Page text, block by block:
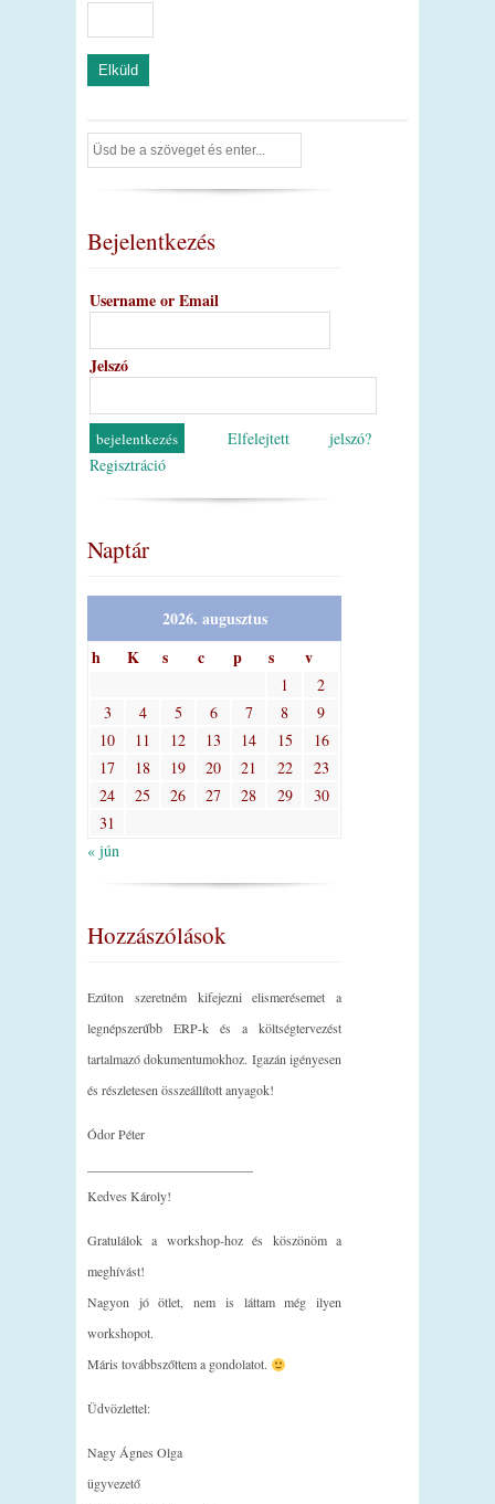
Bejelentkezés
Username or Email
Jelszó
Elfelejtett jelszó?
Regisztráció
Naptár
2026. augusztus
h
K s c p s v
1
2
3
4 5 6 7 8
9
10
11 12 13 14 15
16
17
18 19 20 21 22
23
24
25 26 27 28 29
30
31
« jún
Hozzászólások
Ezúton szeretném kifejezni elismerésemet a
legnépszerűbb ERP-k és a költségtervezést
tartalmazó dokumentumokhoz. Igazán igényesen
és részletesen összeállított anyagok!
Ódor Péter
Kedves Károly!
Gratulálok a workshop-hoz és köszönöm a
meghívást!
Nagyon jó ötlet, nem is láttam még ilyen
workshopot.
Máris továbbszőttem a gondolatot.
Üdvözlettel:
Nagy Ágnes Olga
ügyvezető